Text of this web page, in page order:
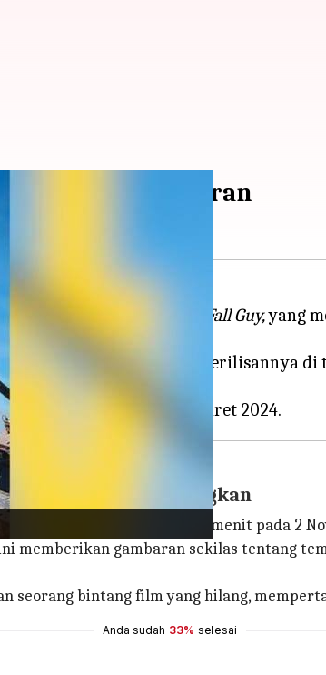
Plot, Detail Pemeran
rilis film thriller aksi, The Fall Guy,yang
3
—yang menunda perilisannya
Yang Mencengangkan
hampir tiga setengah menit pada 2
memberikan gambaran sekilas tentang
seorang bintang film yang hilang,
Anda sudah 33% selesai